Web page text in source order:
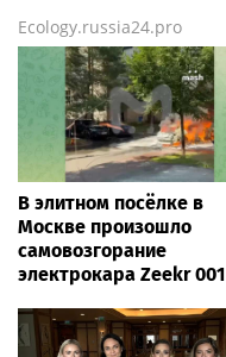
Ecology.russia24.pro
В элитном посёлке в
Москве произошло
самовозгорание
электрокара Zeekr 001